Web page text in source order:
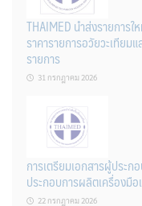
THAIMED นำส่งรายการ
ราคารายการอวัยวะเทียม
รายการ
31 กรกฎาคม 2026
การเตรียมเอกสารผู้ประ
ประกอบการผลิตเครื่องมื
22 กรกฎาคม 2026